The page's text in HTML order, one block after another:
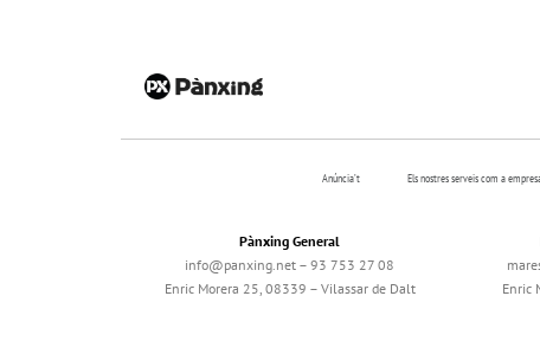
Anúncia’t Els nostres serveis com a
Pànxing General
info@panxing.net – 93 753 27 08
Enric Morera 25, 08339 – Vilassar de Dalt
Enric